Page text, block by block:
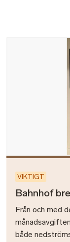
VIKTIGT
Bahnhof
Från och med
både